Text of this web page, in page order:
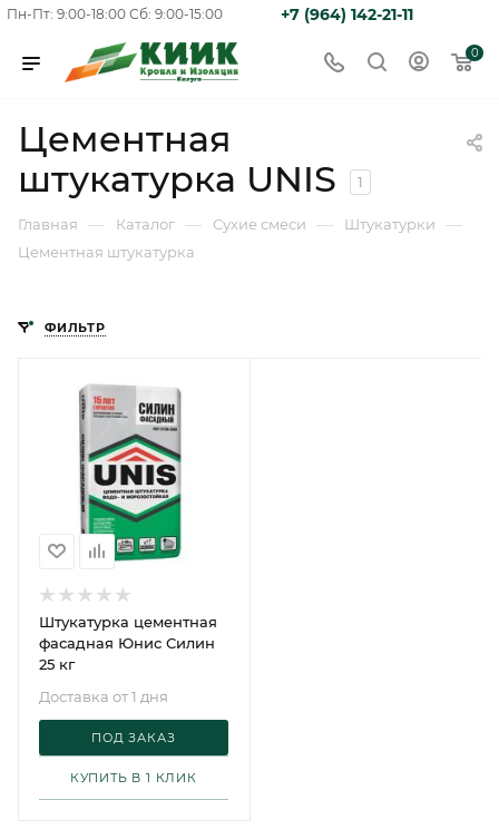
Пн-Пт: 9:00-18:00 Сб: 9:00-15:00 +7 (964) 142-21-11
0
Цементная
штукатурка UNIS
1
Главная — Каталог — Сухие смеси — Штукатурки —
Цементная штукатурка
ФИЛЬТР
Штукатурка цементная
фасадная Юнис Силин
25 кг
Доставка от 1 дня
ПОД ЗАКАЗ
КУПИТЬ В 1 КЛИК